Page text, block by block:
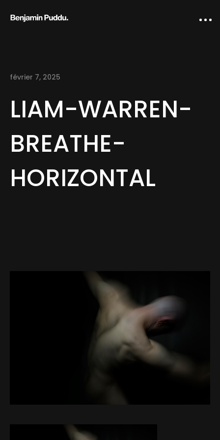
Home
Creative direction
Contact
février 7, 2025
LIAM-WARREN-
BREATHE-
HORIZONTAL